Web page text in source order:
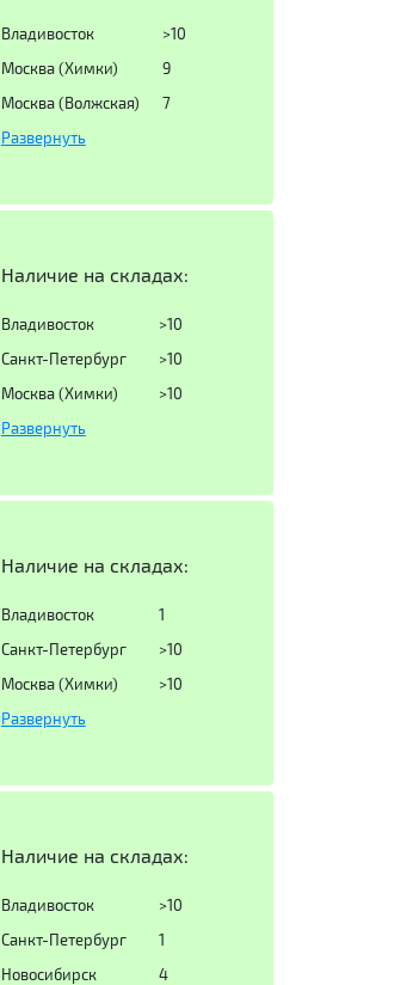
Владивосток
>10
Москва (Химки)
9
Москва (Волжская)
7
Развернуть
Наличие на складах:
Владивосток
>10
Санкт-Петербург
>10
Москва (Химки)
>10
Развернуть
Наличие на складах:
Владивосток
1
Санкт-Петербург
>10
Москва (Химки)
>10
Развернуть
Наличие на складах:
Владивосток
>10
Санкт-Петербург
1
Новосибирск
4